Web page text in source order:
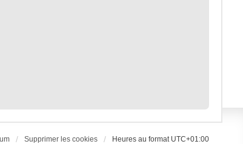
Supprimer les cookies Heures au format UTC+01:00